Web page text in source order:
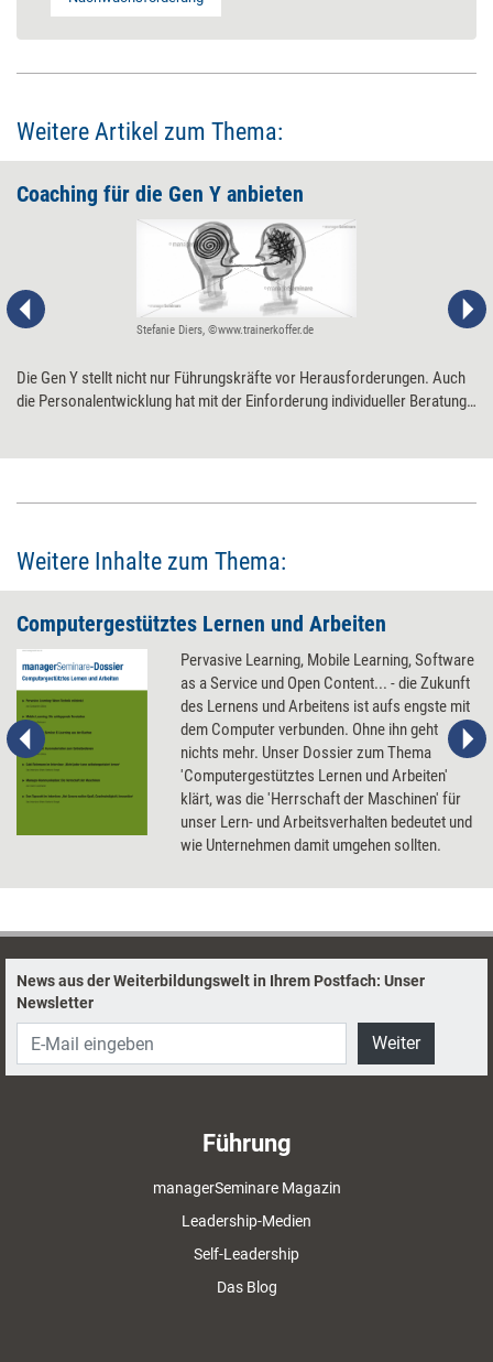
Weitere Artikel zum Thema:
Coaching für die Gen Y anbieten
Stefanie Diers, ©www.trainerkoffer.de
Die Gen Y stellt nicht nur Führungskräfte vor Herausforderungen. Auch
die Personalentwicklung hat mit der Einforderung individueller Beratung
Weitere Inhalte zum Thema:
Computergestütztes Lernen und Arbeiten
Pervasive Learning, Mobile Learning, Software
as a Service und Open Content... - die Zukunft
des Lernens und Arbeitens ist aufs engste mit
dem Computer verbunden. Ohne ihn geht
nichts mehr. Unser Dossier zum Thema
'Computergestütztes Lernen und Arbeiten'
klärt, was die 'Herrschaft der Maschinen' für
unser Lern- und Arbeitsverhalten bedeutet und
wie Unternehmen damit umgehen sollten.
News aus der Weiterbildungswelt in Ihrem Postfach: Unser
Newsletter
Weiter
Führung
managerSeminare Magazin
Leadership-Medien
Self-Leadership
Das Blog